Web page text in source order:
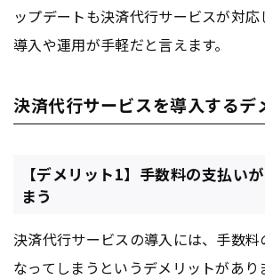
ップデートも決済代行サービスが対応
導入や運用が手軽だと言えます。
決済代行サービスを導入するデ
【デメリット1】手数料の支払い
まう
決済代行サービスの導入には、手数
なってしまうというデメリットがあり